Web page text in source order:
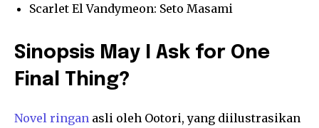
Scarlet El Vandymeon: Seto Masami
Sinopsis May I Ask for One
Final Thing?
Novel ringan asli oleh Ootori, yang diilustrasikan